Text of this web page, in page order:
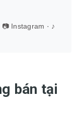
📷 Instagram · ♪
bán tại